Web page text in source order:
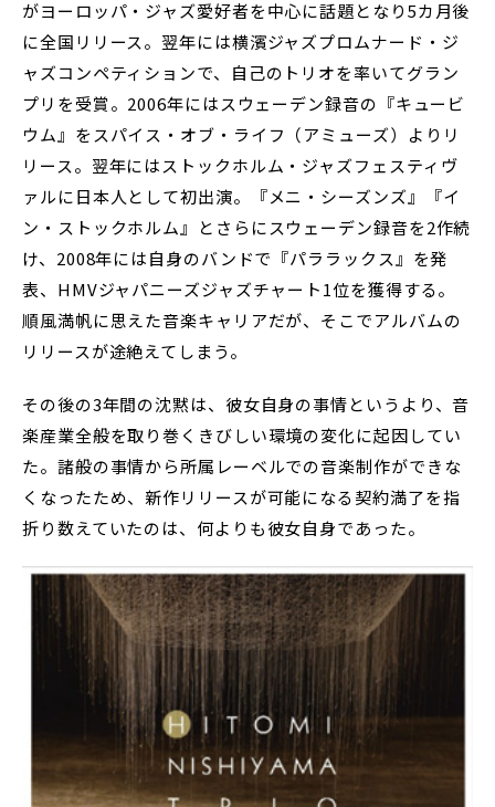
がヨーロッパ・ジャズ愛好者を中心に話題となり5カ月後
に全国リリース。翌年には横濱ジャズプロムナード・ジ
ャズコンペティションで、自己のトリオを率いてグラン
プリを受賞。2006年にはスウェーデン録音の『キュービ
ウム』をスパイス・オブ・ライフ（アミューズ）よりリ
リース。翌年にはストックホルム・ジャズフェスティヴ
ァルに日本人として初出演。『メニ・シーズンズ』『イ
ン・ストックホルム』とさらにスウェーデン録音を2作続
け、2008年には自身のバンドで『パララックス』を発
表、HMVジャパニーズジャズチャート1位を獲得する。
順風満帆に思えた音楽キャリアだが、そこでアルバムの
リリースが途絶えてしまう。
その後の3年間の沈黙は、彼女自身の事情というより、音
楽産業全般を取り巻くきびしい環境の変化に起因してい
た。諸般の事情から所属レーベルでの音楽制作ができな
くなったため、新作リリースが可能になる契約満了を指
折り数えていたのは、何よりも彼女自身であった。